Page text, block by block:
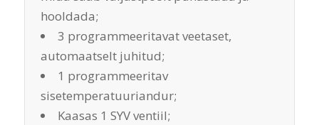
hooldada;
3 programmeeritavat veetaset,
automaatselt juhitud;
1 programmeeritav
sisetemperatuuriandur;
Kaasas 1 SYV ventiil;